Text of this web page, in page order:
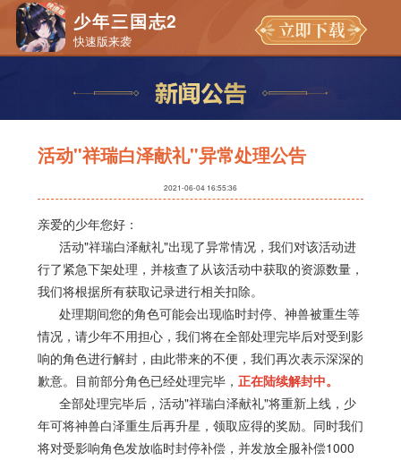
少年三国志2
快速版来袭
活动"祥瑞白泽献礼"异常处理公告
2021-06-04 16:55:36
亲爱的少年您好：
活动"祥瑞白泽献礼"出现了异常情况，我们对该活动进
行了紧急下架处理，并核查了从该活动中获取的资源数量，
我们将根据所有获取记录进行相关扣除。
处理期间您的角色可能会出现临时封停、神兽被重生等
情况，请少年不用担心，我们将在全部处理完毕后对受到影
响的角色进行解封，由此带来的不便，我们再次表示深深的
歉意。目前部分角色已经处理完毕， 正在陆续解封中。
全部处理完毕后，活动"祥瑞白泽献礼"将重新上线，少
年可将神兽白泽重生后再升星，领取应得的奖励。同时我们
将对受影响角色发放临时封停补偿，并发放全服补偿1000